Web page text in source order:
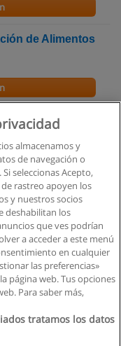
de Alimentos
y gestión
almacenamos y
de navegación o
seleccionas Acepto,
rastreo apoyen los
y nuestros socios
deshabilitan los
que ves podrían
a acceder a este menú
en cualquier
las preferencias»
página web. Tus opciones
Para saber más,
tratamos los datos